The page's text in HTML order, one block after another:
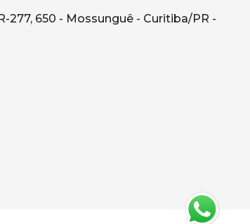
277, 650 - Mossunguê - Curitiba/PR -